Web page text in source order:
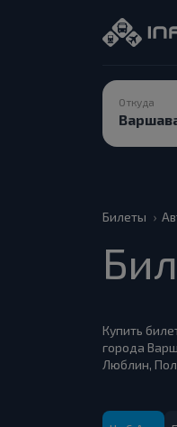
Откуда
Билеты
Купить
города
Люблин,